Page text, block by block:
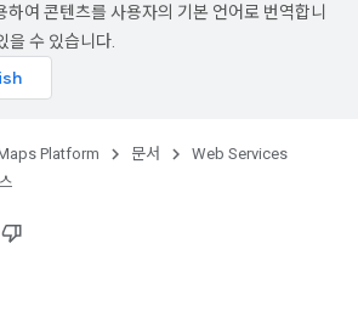
여 콘텐츠를 사용자의 기본 언어로 번역합니
을 수 있습니다.
Platform 문서
Web Services